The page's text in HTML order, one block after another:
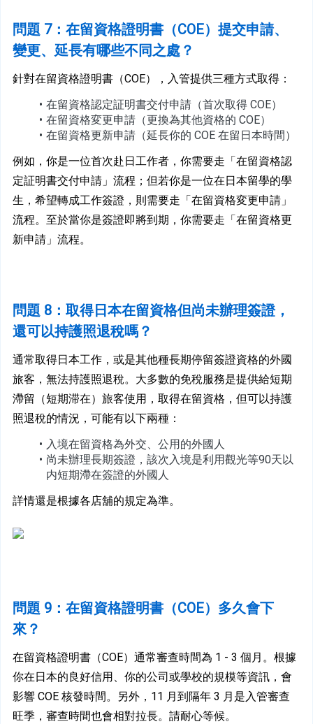
問題 7：在留資格證明書（COE）提交申請、
變更、延長有哪些不同之處？
針對在留資格證明書（COE），入管提供三種方式取得：
在留資格認定証明書交付申請（首次取得 COE）
在留資格変更申請（更換為其他資格的 COE）
在留資格更新申請（延長你的 COE 在留日本時間）
例如，你是一位首次赴日工作者，你需要走「在留資格認
定証明書交付申請」流程；但若你是一位在日本留學的學
生，希望轉成工作簽證，則需要走「在留資格変更申請」
流程。至於當你是簽證即將到期，你需要走「在留資格更
新申請」流程。
問題 8：取得日本在留資格但尚未辦理簽證，
還可以持護照退稅嗎？
通常取得日本工作，或是其他種長期停留簽證資格的外國
旅客，無法持護照退稅。大多數的免稅服務是提供給短期
滯留（短期滞在）旅客使用，取得在留資格，但可以持護
照退稅的情況，可能有以下兩種：
入境在留資格為外交、公用的外國人
尚未辦理長期簽證，該次入境是利用觀光等90天以
内短期滯在簽證的外國人
詳情還是根據各店舖的規定為準。
問題 9：在留資格證明書（COE）多久會下
來？
在留資格證明書（COE）通常審查時間為 1 - 3 個月。根據
你在日本的良好信用、你的公司或學校的規模等資訊，會
影響 COE 核發時間。另外，11 月到隔年 3 月是入管審查
旺季，審查時間也會相對拉長。請耐心等候。